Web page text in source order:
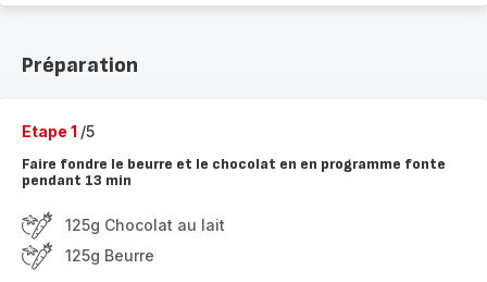
Préparation
Etape 1 /5
Faire fondre le beurre et le chocolat en en programme fonte
pendant 13 min
125g Chocolat au lait
125g Beurre